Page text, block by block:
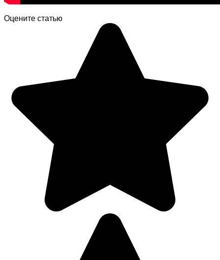
Оцените статью